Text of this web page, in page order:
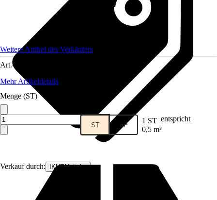
Verkauf durch: IKHEMalarka
Weitere Artikel des Verkäufers
Art.-Nr.
Mehr Artikeldetails
Menge (ST)
ST m² 1 ST entspricht
0,5 m²